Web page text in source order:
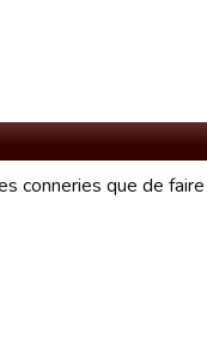
conneries que de